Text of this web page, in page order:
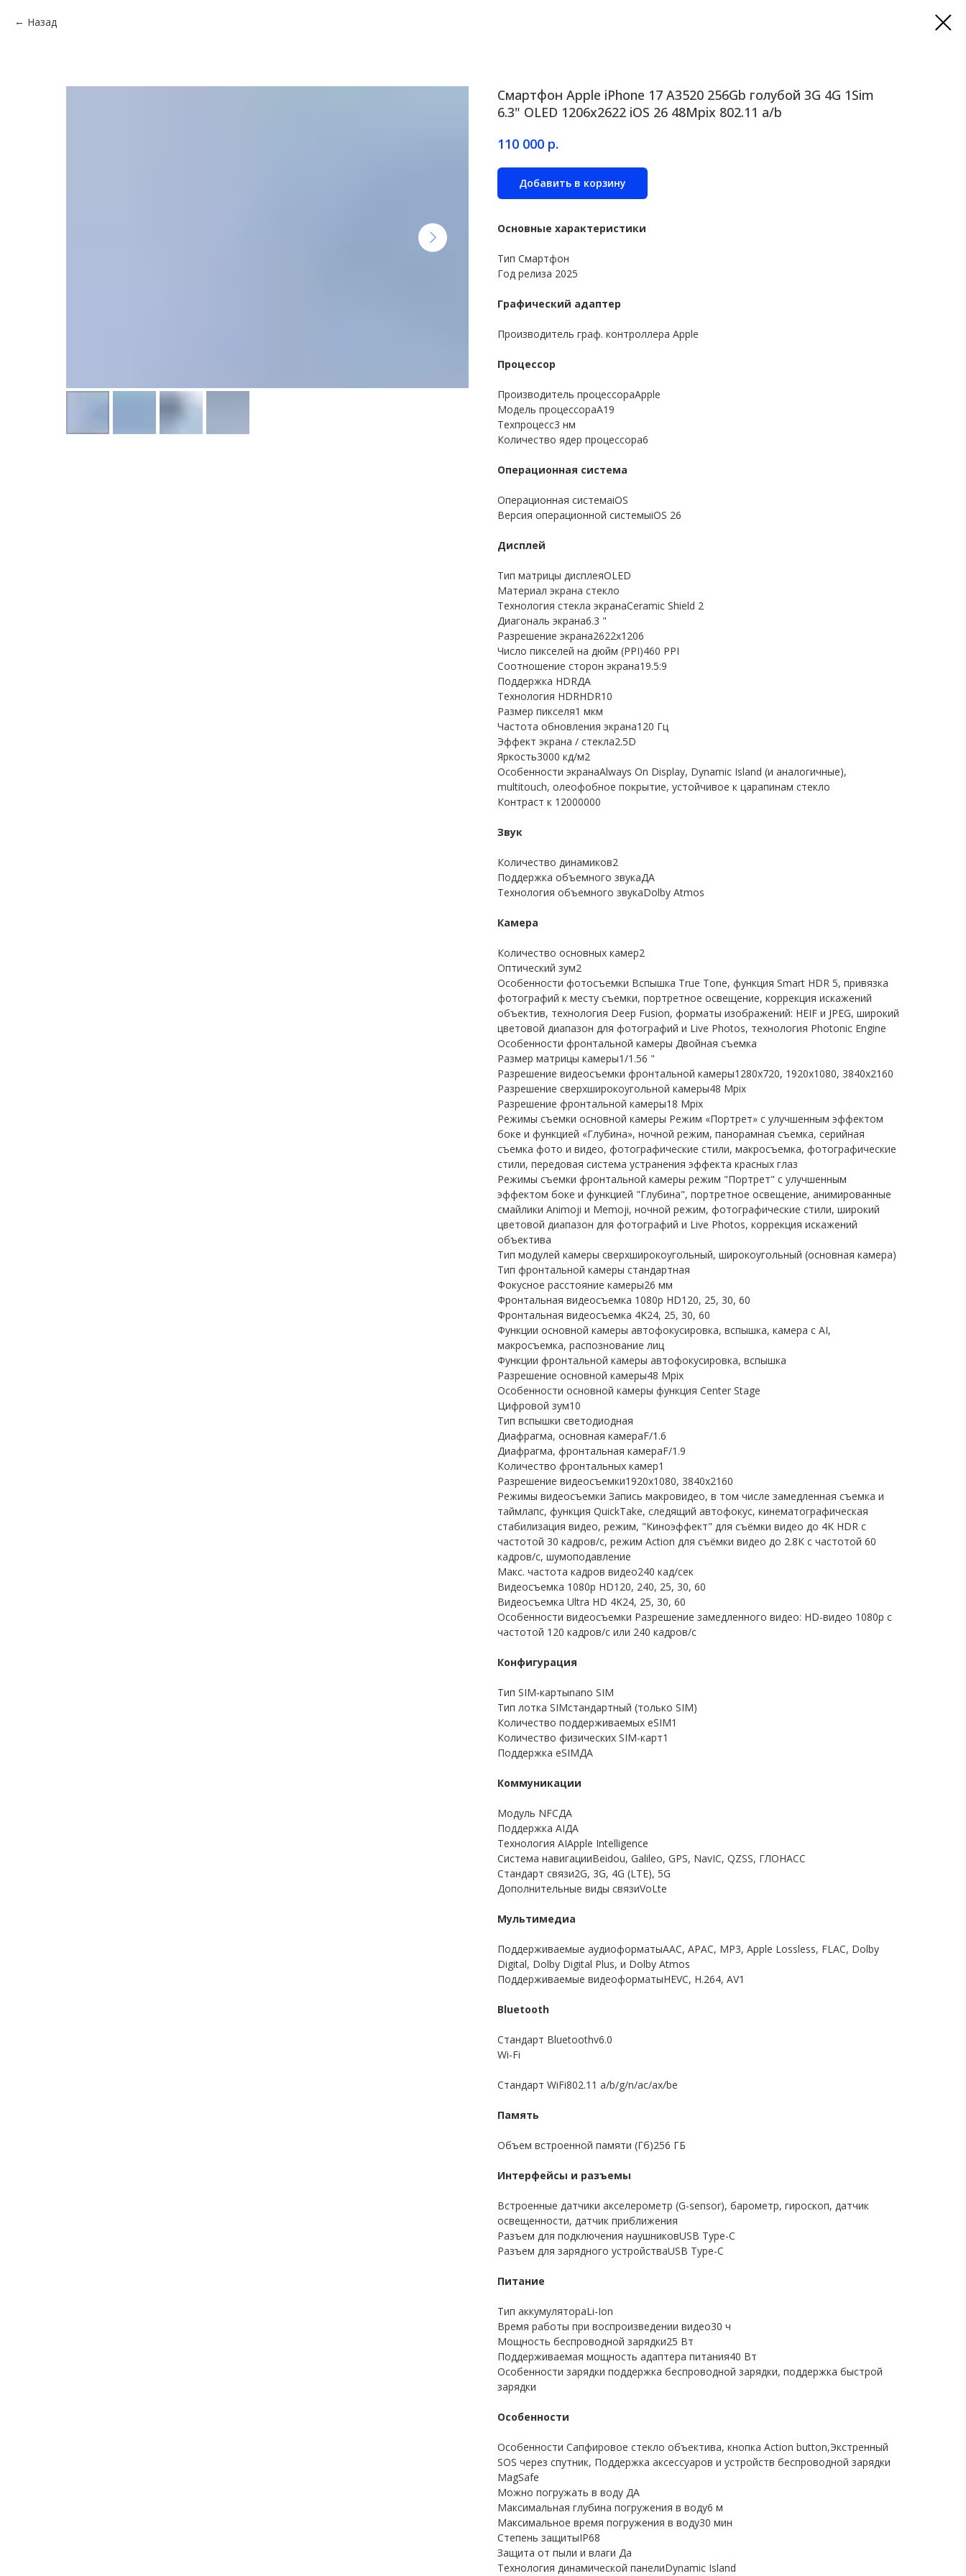
Назад
Смартфон Apple iPhone 17 A3520 256Gb голубой 3G 4G 1Sim
6.3" OLED 1206x2622 iOS 26 48Mpix 802.11 a/b
110 000 р.
Добавить в корзину
Основные характеристики
Тип Смартфон
Год релиза 2025
Графический адаптер
Производитель граф. контроллера Apple
Процессор
Производитель процессораApple
Модель процессораA19
Техпроцесс3 нм
Количество ядер процессора6
Операционная система
Операционная системаiOS
Версия операционной системыiOS 26
Дисплей
Тип матрицы дисплеяOLED
Материал экрана стекло
Технология стекла экранаCeramic Shield 2
Диагональ экрана6.3 "
Разрешение экрана2622x1206
Число пикселей на дюйм (PPI)460 PPI
Соотношение сторон экрана19.5:9
Поддержка HDRДА
Технология HDRHDR10
Размер пикселя1 мкм
Частота обновления экрана120 Гц
Эффект экрана / стекла2.5D
Яркость3000 кд/м2
Особенности экранаAlways On Display, Dynamic Island (и аналогичные),
multitouch, олеофобное покрытие, устойчивое к царапинам стекло
Контраст к 12000000
Звук
Количество динамиков2
Поддержка объемного звукаДА
Технология объемного звукаDolby Atmos
Камера
Количество основных камер2
Оптический зум2
Особенности фотосъемки Вспышка True Tone, функция Smart HDR 5, привязка
фотографий к месту съемки, портретное освещение, коррекция искажений
объектив, технология Deep Fusion, форматы изображений: HEIF и JPEG, широкий
цветовой диапазон для фотографий и Live Photos, технология Photonic Engine
Особенности фронтальной камеры Двойная съемка
Размер матрицы камеры1/1.56 "
Разрешение видеосъемки фронтальной камеры1280x720, 1920x1080, 3840x2160
Разрешение сверхширокоугольной камеры48 Mpix
Разрешение фронтальной камеры18 Mpix
Режимы съемки основной камеры Режим «Портрет» с улучшенным эффектом
боке и функцией «Глубина», ночной режим, панорамная съемка, серийная
съемка фото и видео, фотографические стили, макросъемка, фотографические
стили, передовая система устранения эффекта красных глаз
Режимы съемки фронтальной камеры режим "Портрет" с улучшенным
эффектом боке и функцией "Глубина", портретное освещение, анимированные
смайлики Animoji и Memoji, ночной режим, фотографические стили, широкий
цветовой диапазон для фотографий и Live Photos, коррекция искажений
объектива
Тип модулей камеры сверхширокоугольный, широкоугольный (основная камера)
Тип фронтальной камеры стандартная
Фокусное расстояние камеры26 мм
Фронтальная видеосъемка 1080p HD120, 25, 30, 60
Фронтальная видеосъемка 4K24, 25, 30, 60
Функции основной камеры автофокусировка, вспышка, камера с AI,
макросъемка, распознование лиц
Функции фронтальной камеры автофокусировка, вспышка
Разрешение основной камеры48 Mpix
Особенности основной камеры функция Center Stage
Цифровой зум10
Тип вспышки светодиодная
Диафрагма, основная камераF/1.6
Диафрагма, фронтальная камераF/1.9
Количество фронтальных камер1
Разрешение видеосъемки1920x1080, 3840x2160
Режимы видеосъемки Запись макровидео, в том числе замедленная съемка и
таймлапс, функция QuickTake, следящий автофокус, кинематографическая
стабилизация видео, режим, "Киноэффект" для съёмки видео до 4K HDR с
частотой 30 кадров/с, режим Action для съёмки видео до 2.8К с частотой 60
кадров/с, шумоподавление
Макс. частота кадров видео240 кад/сек
Видеосъемка 1080p HD120, 240, 25, 30, 60
Видеосъемка Ultra HD 4K24, 25, 30, 60
Особенности видеосъемки Разрешение замедленного видео: HD-видео 1080p c
частотой 120 кадров/с или 240 кадров/с
Конфигурация
Тип SIM-картыnano SIM
Тип лотка SIMстандартный (только SIM)
Количество поддерживаемых eSIM1
Количество физических SIM-карт1
Поддержка eSIMДА
Коммуникации
Модуль NFCДА
Поддержка AIДА
Технология AIApple Intelligence
Система навигацииBeidou, Galileo, GPS, NavIC, QZSS, ГЛОНАСС
Стандарт связи2G, 3G, 4G (LTE), 5G
Дополнительные виды связиVoLte
Мультимедиа
Поддерживаемые аудиоформатыAAC, APAC, MP3, Apple Lossless, FLAC, Dolby
Digital, Dolby Digital Plus, и Dolby Atmos
Поддерживаемые видеоформатыHEVC, H.264, AV1
Bluetooth
Стандарт Bluetoothv6.0
Wi-Fi
Стандарт WiFi802.11 a/b/g/n/ac/ax/be
Память
Объем встроенной памяти (Гб)256 ГБ
Интерфейсы и разъемы
Встроенные датчики акселерометр (G-sensor), барометр, гироскоп, датчик
освещенности, датчик приближения
Разъем для подключения наушниковUSB Type-C
Разъем для зарядного устройстваUSB Type-C
Питание
Тип аккумулятораLi-Ion
Время работы при воспроизведении видео30 ч
Мощность беспроводной зарядки25 Вт
Поддерживаемая мощность адаптера питания40 Вт
Особенности зарядки поддержка беспроводной зарядки, поддержка быстрой
зарядки
Особенности
Особенности Сапфировое стекло объектива, кнопка Action button,Экстренный
SOS через спутник, Поддержка аксессуаров и устройств беспроводной зарядки
MagSafe
Можно погружать в воду ДА
Максимальная глубина погружения в воду6 м
Максимальное время погружения в воду30 мин
Степень защитыIP68
Защита от пыли и влаги Да
Технология динамической панелиDynamic Island